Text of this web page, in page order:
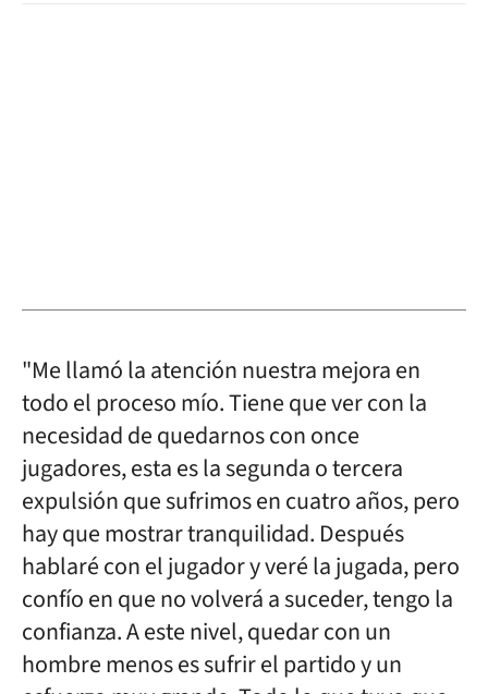
"Me llamó la atención nuestra mejora en
todo el proceso mío. Tiene que ver con la
necesidad de quedarnos con once
jugadores, esta es la segunda o tercera
expulsión que sufrimos en cuatro años, pero
hay que mostrar tranquilidad. Después
hablaré con el jugador y veré la jugada, pero
confío en que no volverá a suceder, tengo la
confianza. A este nivel, quedar con un
hombre menos es sufrir el partido y un